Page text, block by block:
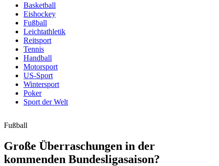
Basketball
Eishockey
Fußball
Leichtathletik
Reitsport
Tennis
Handball
Motorsport
US-Sport
Wintersport
Poker
Sport der Welt
Fußball
Große Überraschungen in der
kommenden Bundesligasaison?